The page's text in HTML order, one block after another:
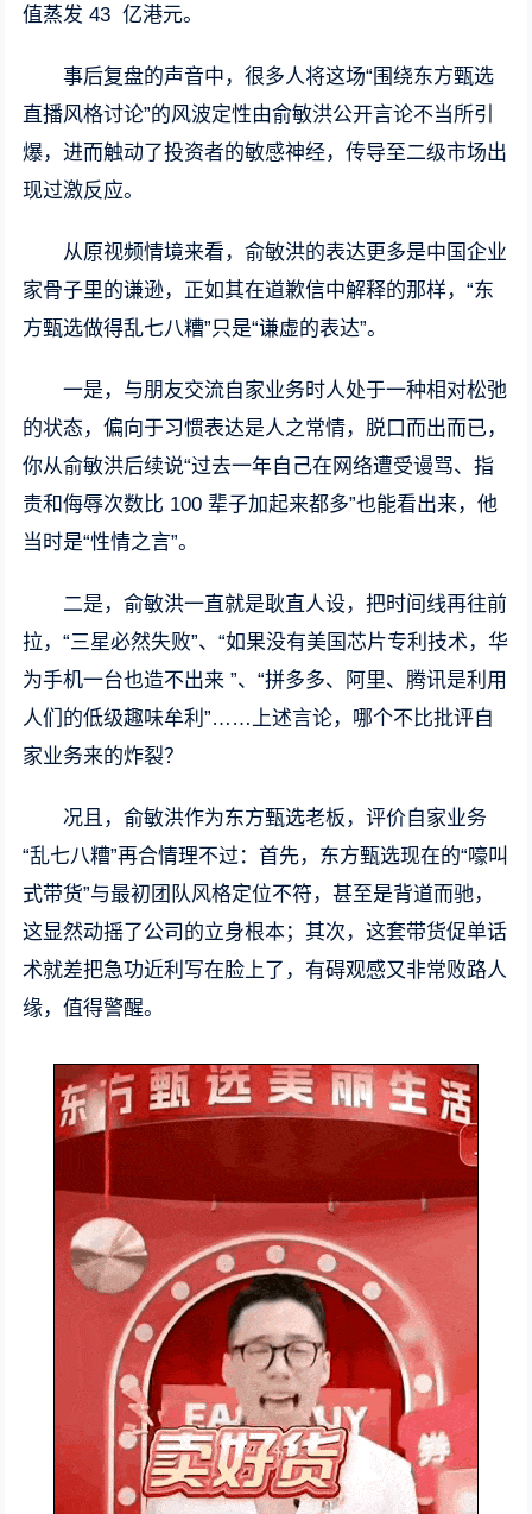
值蒸发 43 亿港元。
事后复盘的声音中，很多人将这场“围绕东方甄选
直播风格讨论”的风波定性由俞敏洪公开言论不当所引
爆，进而触动了投资者的敏感神经，传导至二级市场出
现过激反应。
从原视频情境来看，俞敏洪的表达更多是中国企业
家骨子里的谦逊，正如其在道歉信中解释的那样，“东
方甄选做得乱七八糟”只是“谦虚的表达”。
一是，与朋友交流自家业务时人处于一种相对松弛
的状态，偏向于习惯表达是人之常情，脱口而出而已，
你从俞敏洪后续说“过去一年自己在网络遭受谩骂、指
责和侮辱次数比 100 辈子加起来都多”也能看出来，他
当时是“性情之言”。
二是，俞敏洪一直就是耿直人设，把时间线再往前
拉，“三星必然失败”、“如果没有美国芯片专利技术，华
为手机一台也造不出来 ”、“拼多多、阿里、腾讯是利用
人们的低级趣味牟利”……上述言论，哪个不比批评自
家业务来的炸裂？
况且，俞敏洪作为东方甄选老板，评价自家业务
“乱七八糟”再合情理不过：首先，东方甄选现在的“嚎叫
式带货”与最初团队风格定位不符，甚至是背道而驰，
这显然动摇了公司的立身根本；其次，这套带货促单话
术就差把急功近利写在脸上了，有碍观感又非常败路人
缘，值得警醒。